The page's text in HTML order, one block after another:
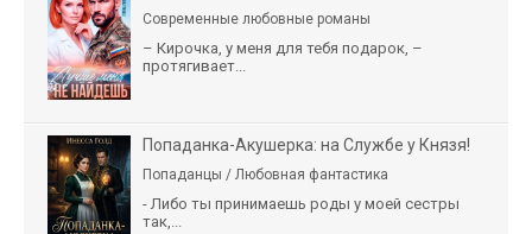
Современные любовные романы
– Кирочка, у меня для тебя подарок, –
протягивает...
Попаданка-Акушерка: на Службе у Князя!
Попаданцы / Любовная фантастика
- Либо ты принимаешь роды у моей сестры
так,...